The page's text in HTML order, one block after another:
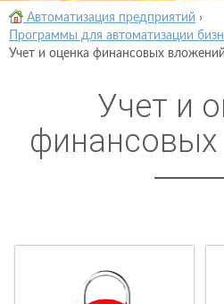
Автоматизация предприятий ›
Программы для автоматизации
Учет и оценка финансовых вложений
Учет и